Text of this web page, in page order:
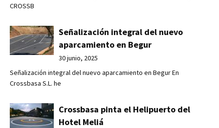
CROSSB
Señalización integral del nuevo
aparcamiento en Begur
30 junio, 2025
Señalización integral del nuevo aparcamiento en Begur En
Crossbasa S.L. he
Crossbasa pinta el Helipuerto del
Hotel Meliá